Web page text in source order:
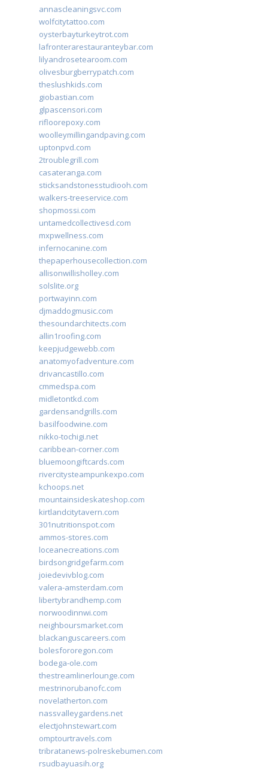
annascleaningsvc.com
wolfcitytattoo.com
oysterbayturkeytrot.com
lafronterarestauranteybar.com
lilyandrosetearoom.com
olivesburgberrypatch.com
theslushkids.com
giobastian.com
glpascensori.com
rifloorepoxy.com
woolleymillingandpaving.com
uptonpvd.com
2troublegrill.com
casateranga.com
sticksandstonesstudiooh.com
walkers-treeservice.com
shopmossi.com
untamedcollectivesd.com
mxpwellness.com
infernocanine.com
thepaperhousecollection.com
allisonwillisholley.com
solslite.org
portwayinn.com
djmaddogmusic.com
thesoundarchitects.com
allin1roofing.com
keepjudgewebb.com
anatomyofadventure.com
drivancastillo.com
cmmedspa.com
midletontkd.com
gardensandgrills.com
basilfoodwine.com
nikko-tochigi.net
caribbean-corner.com
bluemoongiftcards.com
rivercitysteampunkexpo.com
kchoops.net
mountainsideskateshop.com
kirtlandcitytavern.com
301nutritionspot.com
ammos-stores.com
loceanecreations.com
birdsongridgefarm.com
joiedevivblog.com
valera-amsterdam.com
libertybrandhemp.com
norwoodinnwi.com
neighboursmarket.com
blackanguscareers.com
bolesfororegon.com
bodega-ole.com
thestreamlinerlounge.com
mestrinorubanofc.com
novelatherton.com
nassvalleygardens.net
electjohnstewart.com
omptourtravels.com
tribratanews-polreskebumen.com
rsudbayuasih.org